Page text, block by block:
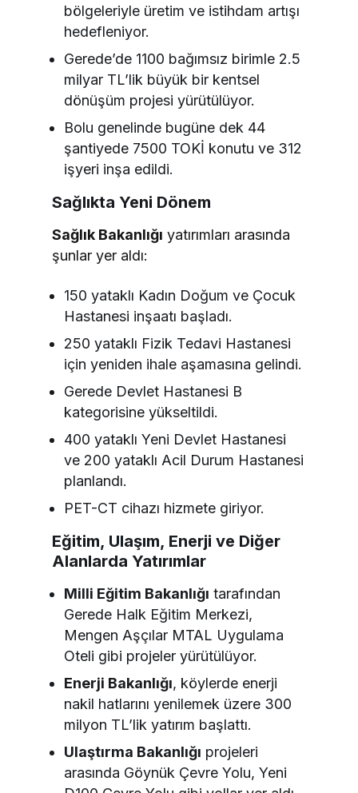
bölgeleriyle üretim ve istihdam artışı
hedefleniyor.
Gerede’de 1100 bağımsız birimle 2.5
milyar TL’lik büyük bir kentsel
dönüşüm projesi yürütülüyor.
Bolu genelinde bugüne dek 44
şantiyede 7500 TOKİ konutu ve 312
işyeri inşa edildi.
Sağlıkta Yeni Dönem
Sağlık Bakanlığı yatırımları arasında
şunlar yer aldı:
150 yataklı Kadın Doğum ve Çocuk
Hastanesi inşaatı başladı.
250 yataklı Fizik Tedavi Hastanesi
için yeniden ihale aşamasına gelindi.
Gerede Devlet Hastanesi B
kategorisine yükseltildi.
400 yataklı Yeni Devlet Hastanesi
ve 200 yataklı Acil Durum Hastanesi
planlandı.
PET-CT cihazı hizmete giriyor.
Eğitim, Ulaşım, Enerji ve Diğer
Alanlarda Yatırımlar
Milli Eğitim Bakanlığı tarafından
Gerede Halk Eğitim Merkezi,
Mengen Aşçılar MTAL Uygulama
Oteli gibi projeler yürütülüyor.
Enerji Bakanlığı, köylerde enerji
nakil hatlarını yenilemek üzere 300
milyon TL’lik yatırım başlattı.
Ulaştırma Bakanlığı projeleri
arasında Göynük Çevre Yolu, Yeni